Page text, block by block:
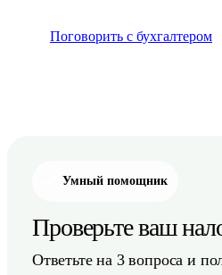
Поговорить с бухгалтером
Умный помощник
Проверьте ваш
Ответьте на 3 вопроса и